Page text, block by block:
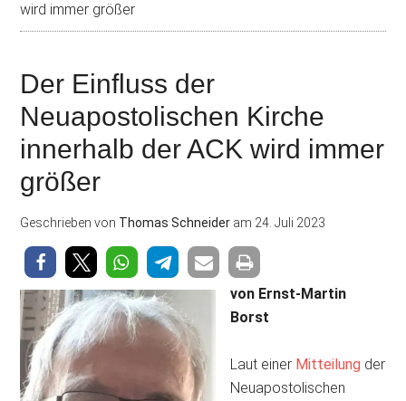
wird immer größer
Der Einfluss der
Neuapostolischen Kirche
innerhalb der ACK wird immer
größer
Geschrieben von Thomas Schneider am 24. Juli 2023
von Ernst-Martin
Borst
Laut einer Mitteilung der
Neuapostolischen